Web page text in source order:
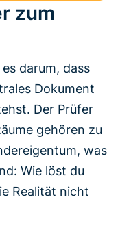
zum
darum, dass
Dokument
Der Prüfer
gehören zu
was
Wie löst du
Realität nicht